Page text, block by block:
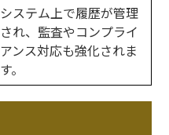
システム上で履歴が管理
され、監査やコンプライ
アンス対応も強化されま
す。